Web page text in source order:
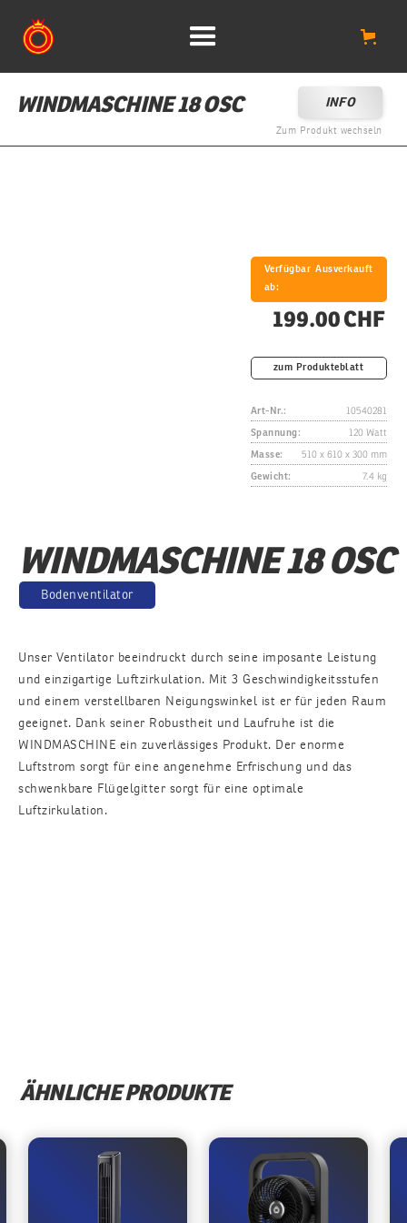
WINDMASCHINE 18 OSC INFO
Zum Produkt wechseln
Verfügbar
ab:
Ausverkauft
199.00 CHF
zum Produkteblatt
Art-Nr.:
10540281
Spannung:
120 Watt
Masse:
510 x 610 x 300 mm
Gewicht:
7.4 kg
WINDMASCHINE 18 OSC
Bodenventilator
Unser Ventilator beeindruckt durch seine imposante Leistung
und einzigartige Luftzirkulation. Mit 3 Geschwindigkeitsstufen
und einem verstellbaren Neigungswinkel ist er für jeden Raum
geeignet. Dank seiner Robustheit und Laufruhe ist die
WINDMASCHINE ein zuverlässiges Produkt. Der enorme
Luftstrom sorgt für eine angenehme Erfrischung und das
schwenkbare Flügelgitter sorgt für eine optimale
Luftzirkulation.
ÄHNLICHE PRODUKTE